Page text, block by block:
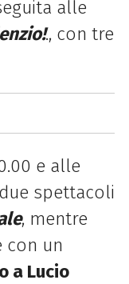
alle
., con tre
e alle
spettacoli
, mentre
con un
a Lucio